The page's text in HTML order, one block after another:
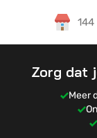
144
Zorg dat
Meer